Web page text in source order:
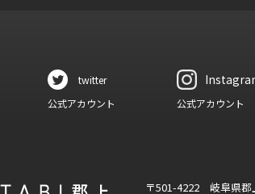
twitter
公式アカウント
公式アカウント
〒501-4222 岐阜県郡